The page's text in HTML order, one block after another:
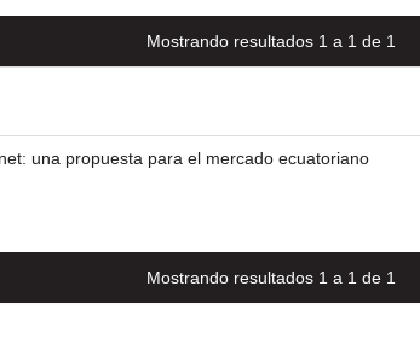
Mostrando resultados 1 a 1 de 1
una propuesta para el mercado ecuatoriano
Mostrando resultados 1 a 1 de 1